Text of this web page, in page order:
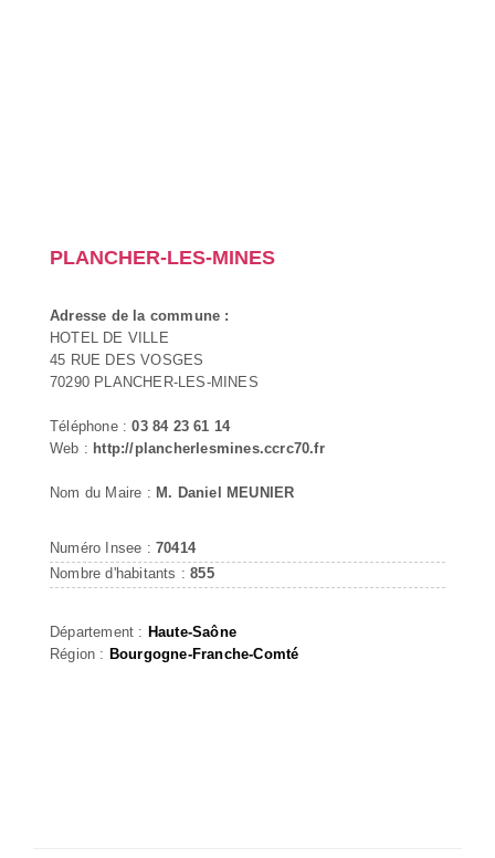
PLANCHER-LES-MINES
Adresse de la commune :
HOTEL DE VILLE
45 RUE DES VOSGES
70290 PLANCHER-LES-MINES
Téléphone :03 84 23 61 14
Web : http://plancherlesmines.ccrc70.fr
Nom du Maire : M. Daniel MEUNIER
Numéro Insee : 70414
Nombre d'habitants :855
Département : Haute-Saône
Région : Bourgogne-Franche-Comté